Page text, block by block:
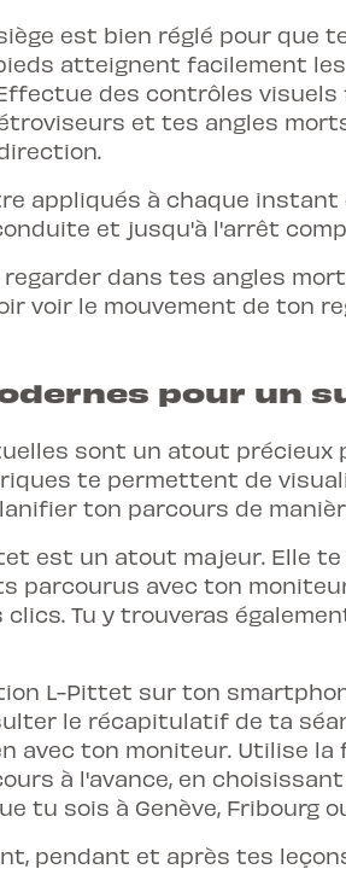
est bien réglé pour que
atteignent facilement les
des contrôles
et tes angles
appliqués à chaque
et jusqu'à l'arrêt
dans tes angles
voir le mouvement de ton
pour un
sont un atout précieux
te permettent de
ton parcours de
est un atout majeur. Elle
parcourus avec ton
Tu y trouveras
L-Pittet sur ton
le récapitulatif de ta
avec ton moniteur. Utilise la
à l'avance, en
tu sois à Genève, Fribourg
pendant et après tes